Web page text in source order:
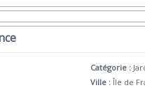
Catégorie :
Ville : Île de